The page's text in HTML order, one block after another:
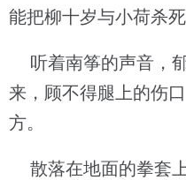
能把柳十岁与小荷杀死
听着南筝的声音，
来，顾不得腿上的伤
方。
散落在地面的拳套